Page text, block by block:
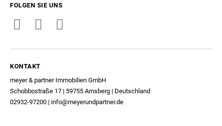
FOLGEN SIE UNS
KONTAKT
meyer & partner Immobilien GmbH
Schobbostraße 17 | 59755 Arnsberg | Deutschland
02932-97200 | info@meyerundpartner.de